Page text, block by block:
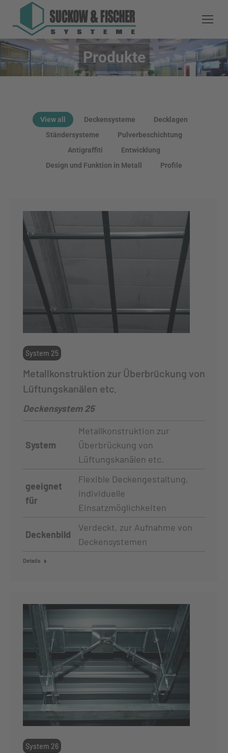
Produkte
You are here:
View all Deckensysteme
Decklagen
Ständersysteme
Pulverbeschichtung
Antigraffiti
Entwicklung
Design und Funktion in Metall
Profile
System 25
Metallkonstruktion zur Überbrückung von
Lüftungskanälen etc.
Deckensystem 25
System
Metallkonstruktion zur
Überbrückung von
Lüftungskanälen etc.
geeignet
für
Flexible Deckengestaltung,
individuelle
Einsatzmöglichkeiten
Deckenbild
Verdeckt, zur Aufnahme von
Deckensystemen
Details
System 26